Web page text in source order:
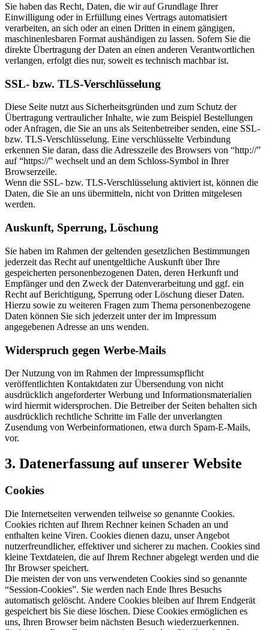
Sie haben das Recht, Daten, die wir auf Grundlage Ihrer
Einwilligung oder in Erfüllung eines Vertrags automatisiert
verarbeiten, an sich oder an einen Dritten in einem gängigen,
maschinenlesbaren Format aushändigen zu lassen. Sofern Sie die
direkte Übertragung der Daten an einen anderen Verantwortlichen
verlangen, erfolgt dies nur, soweit es technisch machbar ist.
SSL- bzw. TLS-Verschlüsselung
Diese Seite nutzt aus Sicherheitsgründen und zum Schutz der
Übertragung vertraulicher Inhalte, wie zum Beispiel Bestellungen
oder Anfragen, die Sie an uns als Seitenbetreiber senden, eine SSL-
bzw. TLS-Verschlüsselung. Eine verschlüsselte Verbindung
erkennen Sie daran, dass die Adresszeile des Browsers von “http://”
auf “https://” wechselt und an dem Schloss-Symbol in Ihrer
Browserzeile.
Wenn die SSL- bzw. TLS-Verschlüsselung aktiviert ist, können die
Daten, die Sie an uns übermitteln, nicht von Dritten mitgelesen
werden.
Auskunft, Sperrung, Löschung
Sie haben im Rahmen der geltenden gesetzlichen Bestimmungen
jederzeit das Recht auf unentgeltliche Auskunft über Ihre
gespeicherten personenbezogenen Daten, deren Herkunft und
Empfänger und den Zweck der Datenverarbeitung und ggf. ein
Recht auf Berichtigung, Sperrung oder Löschung dieser Daten.
Hierzu sowie zu weiteren Fragen zum Thema personenbezogene
Daten können Sie sich jederzeit unter der im Impressum
angegebenen Adresse an uns wenden.
Widerspruch gegen Werbe-Mails
Der Nutzung von im Rahmen der Impressumspflicht
veröffentlichten Kontaktdaten zur Übersendung von nicht
ausdrücklich angeforderter Werbung und Informationsmaterialien
wird hiermit widersprochen. Die Betreiber der Seiten behalten sich
ausdrücklich rechtliche Schritte im Falle der unverlangten
Zusendung von Werbeinformationen, etwa durch Spam-E-Mails,
vor.
3. Datenerfassung auf unserer Website
Cookies
Die Internetseiten verwenden teilweise so genannte Cookies.
Cookies richten auf Ihrem Rechner keinen Schaden an und
enthalten keine Viren. Cookies dienen dazu, unser Angebot
nutzerfreundlicher, effektiver und sicherer zu machen. Cookies sind
kleine Textdateien, die auf Ihrem Rechner abgelegt werden und die
Ihr Browser speichert.
Die meisten der von uns verwendeten Cookies sind so genannte
“Session-Cookies”. Sie werden nach Ende Ihres Besuchs
automatisch gelöscht. Andere Cookies bleiben auf Ihrem Endgerät
gespeichert bis Sie diese löschen. Diese Cookies ermöglichen es
uns, Ihren Browser beim nächsten Besuch wiederzuerkennen.